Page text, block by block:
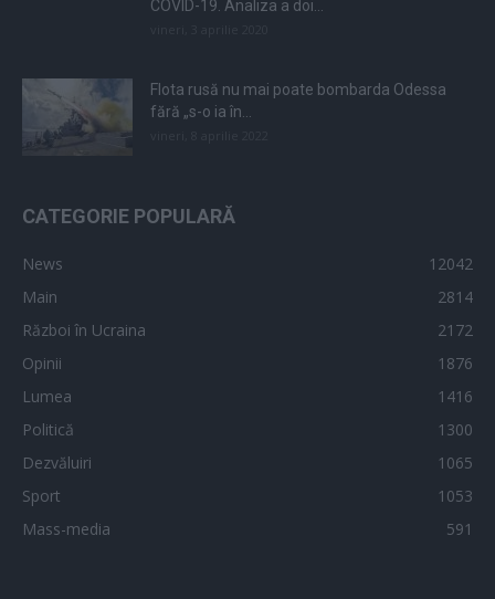
COVID-19. Analiza a doi...
Flota rusă nu mai poate bombarda Odessa
fără „s-o ia în...
CATEGORIE POPULARĂ
News
12042
Main
2814
Război în Ucraina
2172
Opinii
1876
Lumea
1416
Politică
1300
Dezvăluiri
1065
Sport
1053
Mass-media
591